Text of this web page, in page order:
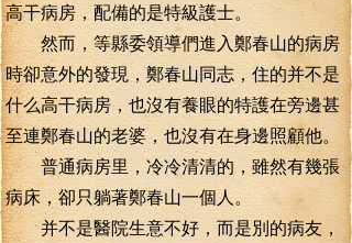
高干病房，配備的是特級護士。
然而，等縣委領導們進入鄭春山的病房
時卻意外的發現，鄭春山同志，住的并不是
什么高干病房，也沒有養眼的特護在旁邊甚
至連鄭春山的老婆，也沒有在身邊照顧他。
普通病房里，冷冷清清的，雖然有幾張
病床，卻只躺著鄭春山一個人。
并不是醫院生意不好，而是別的病友，